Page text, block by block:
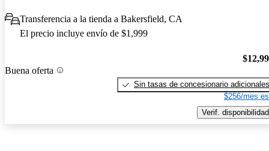
Transferencia a la tienda a Bakersfield, CA
El precio incluye envío de $1,999
Buena oferta
Sin tasas de concesionario adicionales
$256/mes
Verif. disponibilidad